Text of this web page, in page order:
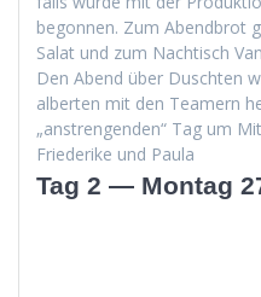
begonnen. Zum Abend­brot
Salat und zum Nachtisch
Den Abend über Duscht­en
alberten mit den Team­ern
„anstren­gen­den“ Tag um
Friederike und Paula
Tag 2 — Montag